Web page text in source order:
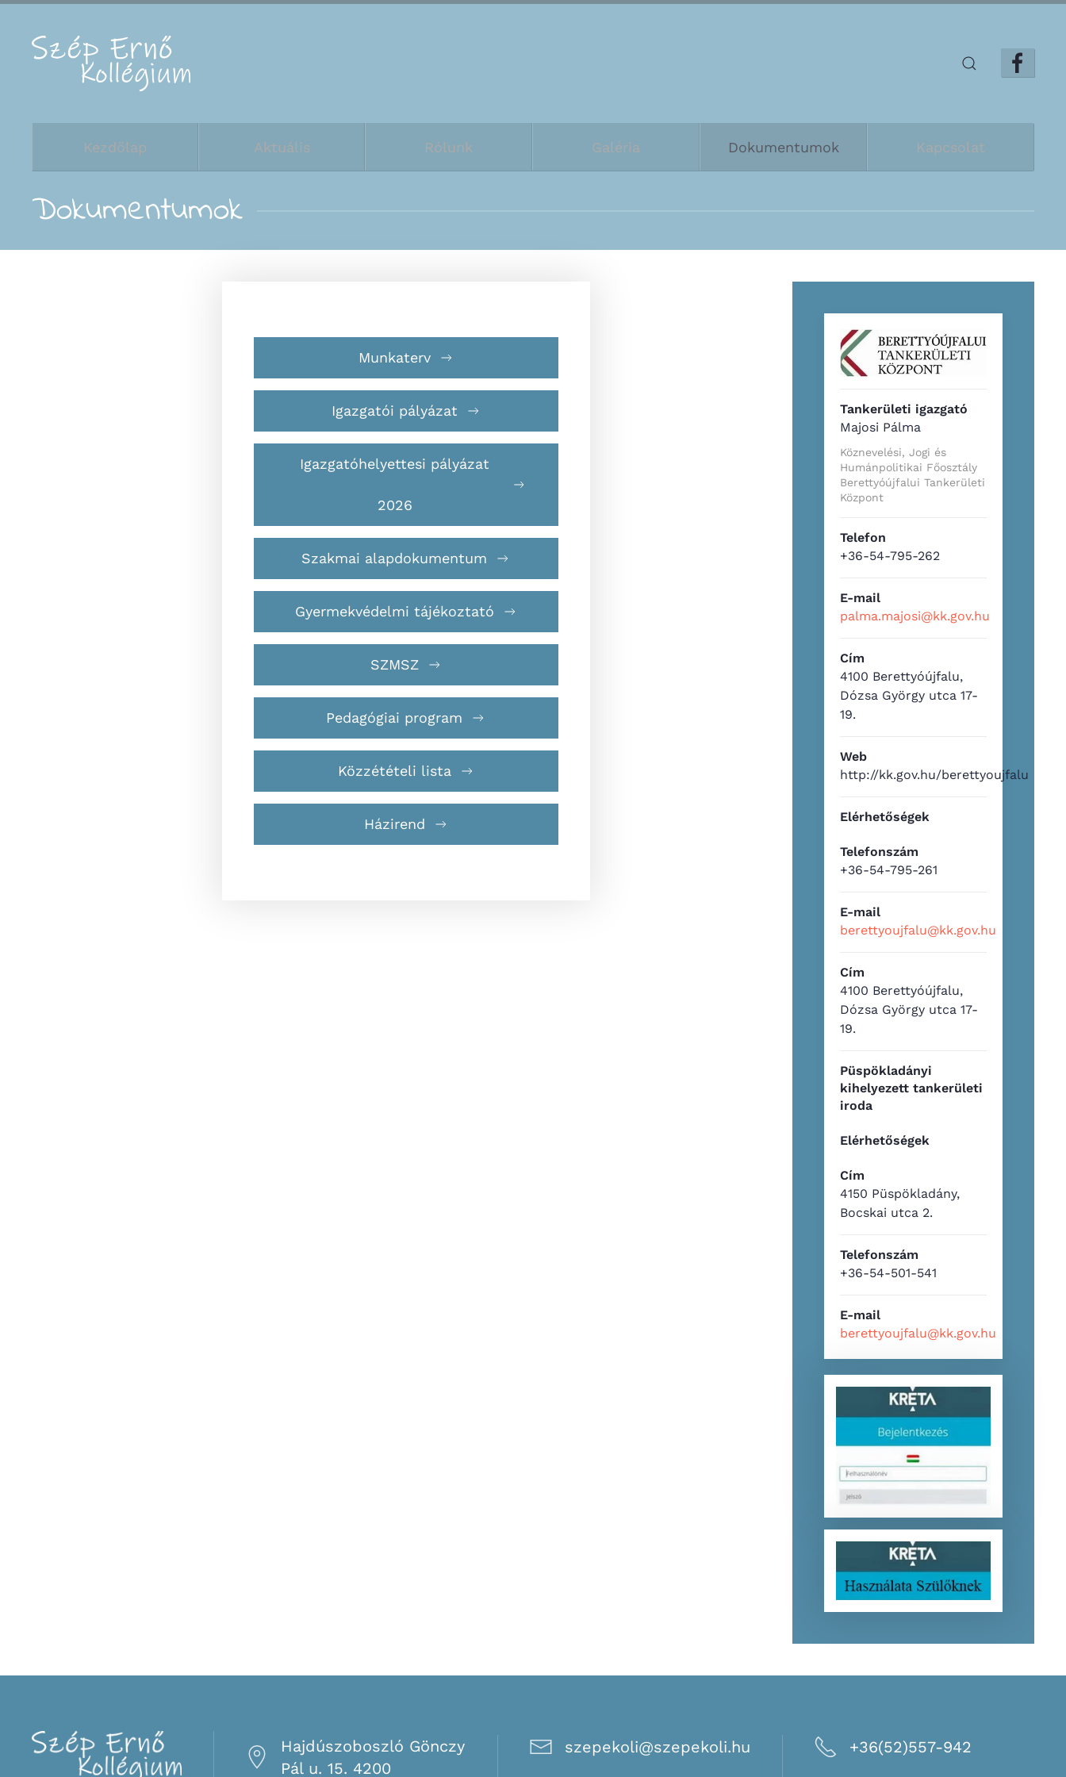
Fő tartalom átugrása
Kezdőlap Aktuális Rólunk Galéria Dokumentumok Kapcsolat
Dokumentumok
Munkaterv
Igazgatói pályázat
Igazgatóhelyettesi pályázat
2026
Szakmai alapdokumentum
Gyermekvédelmi tájékoztató
SZMSZ
Pedagógiai program
Közzétételi lista
Házirend
Tankerületi igazgató
Majosi Pálma
Köznevelési, Jogi és
Humánpolitikai Főosztály
Berettyóújfalui Tankerületi
Központ
Telefon
+36-54-795-262
E-mail
palma.majosi@kk.gov.hu
Cím
4100 Berettyóújfalu,
Dózsa György utca 17-
19.
Web
http://kk.gov.hu/berettyoujfalu
Elérhetőségek
Telefonszám
+36-54-795-261
E-mail
berettyoujfalu@kk.gov.hu
Cím
4100 Berettyóújfalu,
Dózsa György utca 17-
19.
Püspökladányi
kihelyezett tankerületi
iroda
Elérhetőségek
Cím
4150 Püspökladány,
Bocskai utca 2.
Telefonszám
+36-54-501-541
E-mail
berettyoujfalu@kk.gov.hu
Hajdúszoboszló Gönczy
Pál u. 15. 4200
szepekoli@szepekoli.hu +36(52)557-942